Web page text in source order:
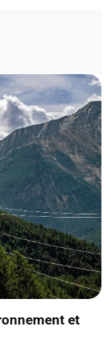
et